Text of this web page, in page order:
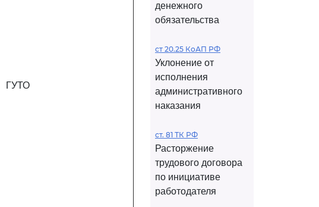
ГУТО
денежного
обязательства
ст 20.25 КоАП РФ
Уклонение от
исполнения
административного
наказания
ст. 81 ТК РФ
Расторжение
трудового договора
по инициативе
работодателя